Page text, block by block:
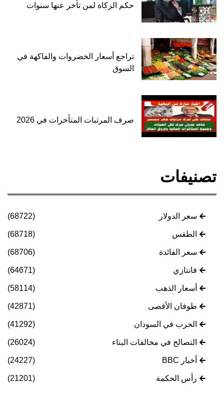
حكم الزكاة لمن تأخر عنها سنوات
تراجع أسعار الخضروات والفاكهة في
السوق
صرف المرتبات المتأخرات في 2026
تصنيفات
سعر الدولار (68722)
الطقس (68718)
سعر الفائدة (68706)
فانتازي (64671)
أسعار الذهب (58114)
طوفان الأقصى (42871)
الحرب في السودان (41292)
التصالح في مخالفات البناء (26024)
أخبار BBC (24227)
رأس الحكمة (21201)